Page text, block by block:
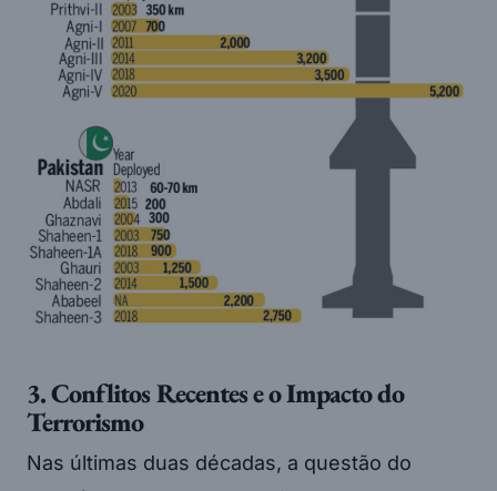
3. Conflitos Recentes e o Impacto do
Terrorismo
Nas últimas duas décadas, a questão do